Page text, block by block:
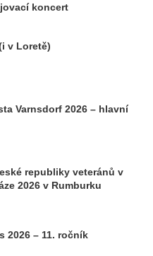
koncert
v Loretě)
Varnsdorf 2026 – hlavní
republiky veteránů v
2026 v Rumburku
2026 – 11. ročník